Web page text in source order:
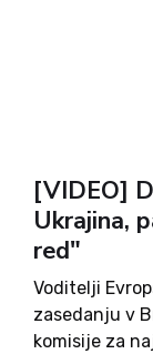
[VIDEO]
Ukrajina,
red"
Voditelji
zasedanju v
komisije za